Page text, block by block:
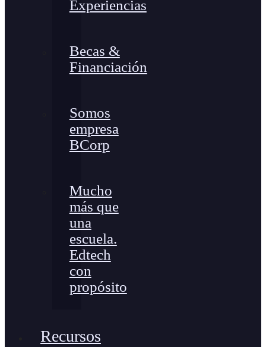
Experiencias
Becas &
Financiación
Somos
empresa
BCorp
Mucho
más que
una
escuela.
Edtech
con
propósito
Recursos